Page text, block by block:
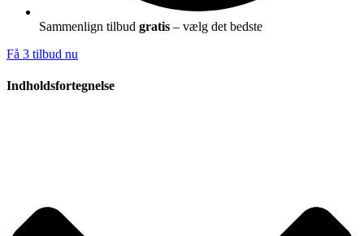
Sammenlign tilbud gratis – vælg det bedste
Få 3 tilbud nu
Indholdsfortegnelse